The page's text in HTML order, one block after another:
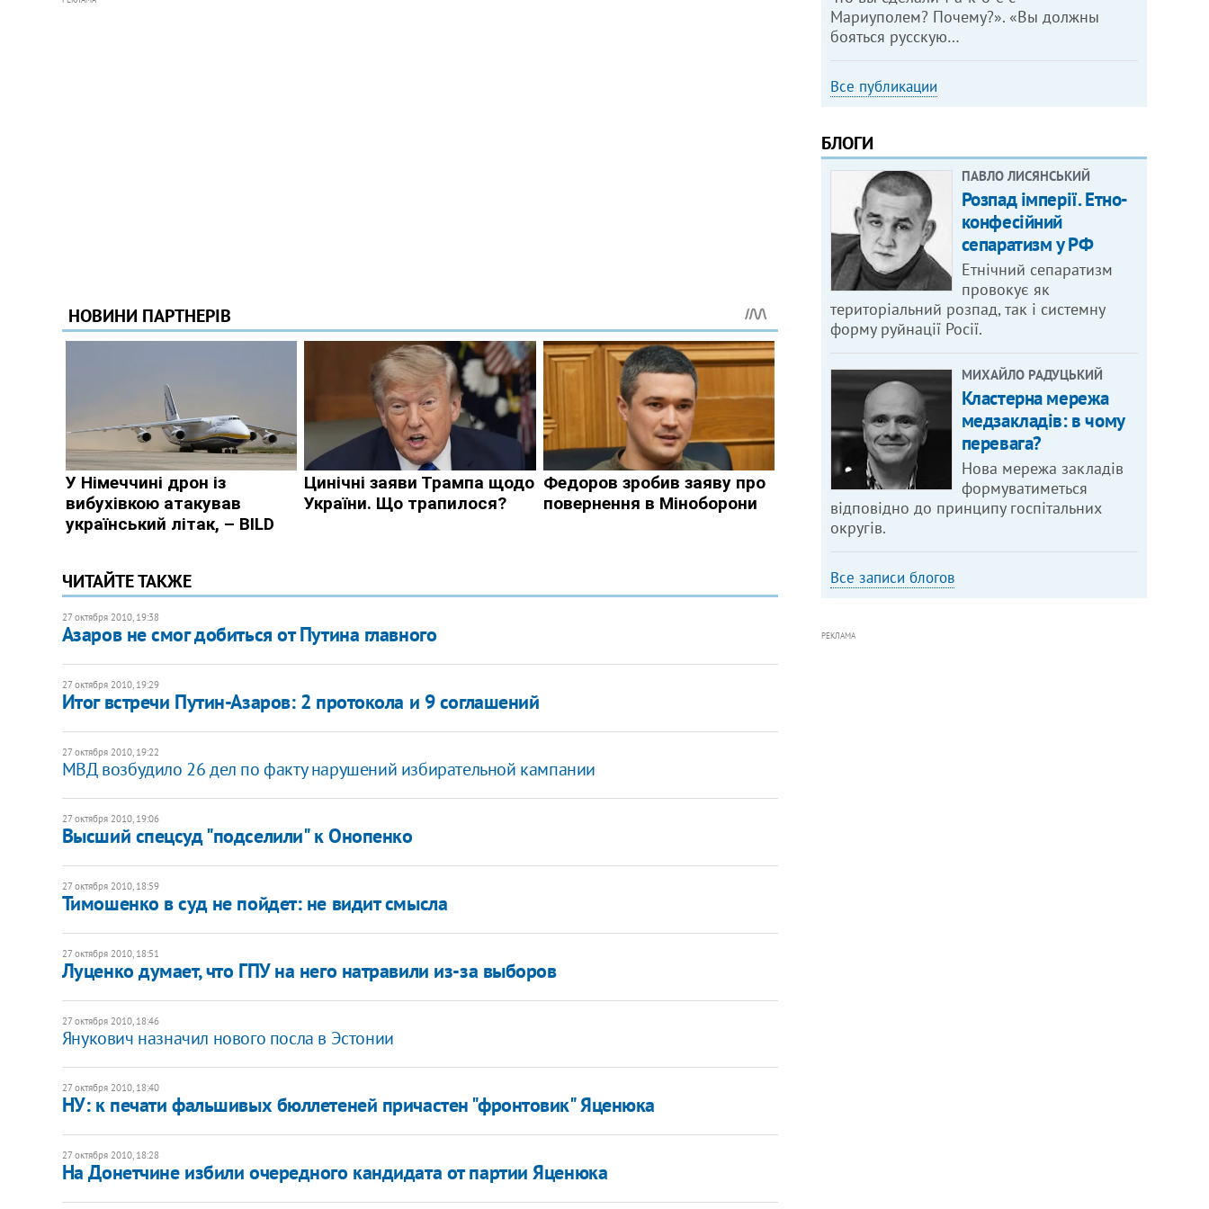
ЧИТАЙТЕ ТАКЖЕ
27 октября 2010, 19:38
Азаров не смог добиться от Путина главного
27 октября 2010, 19:29
Итог встречи Путин-Азаров: 2 протокола и 9 соглашений
27 октября 2010, 19:22
МВД возбудило 26 дел по факту нарушений избирательной кампании
27 октября 2010, 19:06
Высший спецсуд "подселили" к Онопенко
27 октября 2010, 18:59
Тимошенко в суд не пойдет: не видит смысла
27 октября 2010, 18:51
Луценко думает, что ГПУ на него натравили из-за выборов
27 октября 2010, 18:46
Янукович назначил нового посла в Эстонии
27 октября 2010, 18:40
НУ: к печати фальшивых бюллетеней причастен "фронтовик" Яценюка
27 октября 2010, 18:28
На Донетчине избили очередного кандидата от партии Яценюка
Мариуполем? Почему?». «Вы должны
бояться русскую…
Все публикации
БЛОГИ
ПАВЛО ЛИСЯНСЬКИЙ
Розпад імперії. Етно-
конфесійний
сепаратизм у РФ
Етнічний сепаратизм
провокує як
територіальний розпад, так і системну
форму руйнації Росії.
МИХАЙЛО РАДУЦЬКИЙ
Кластерна мережа
медзакладів: в чому
перевага?
Нова мережа закладів
формуватиметься
відповідно до принципу госпітальних
округів.
Все записи блогов
РЕКЛАМА